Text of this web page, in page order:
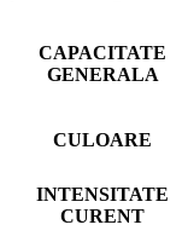
CAPACITATE
GENERALA
CULOARE
INTENSITATE
CURENT